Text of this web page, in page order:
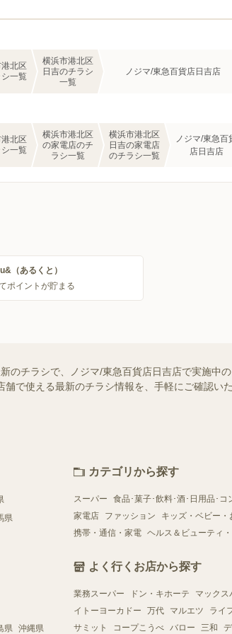
北区
一覧
横浜市港北区
日吉のチラシ
一覧
ノジマ/東急百貨店日吉店
北区
一覧
横浜市港北区
の家電店のチ
ラシ一覧
横浜市港北区
日吉の家電店
のチラシ一覧
ノジマ/東急百
店日吉店
（あるくと）
ポイントが貯まる
のチラシで、ノジマ/東急百貨店日吉店で実施中
で使える最新のチラシ情報を、手軽にご確認い
県
県 沖縄県
カテゴリから探す
スーパー
食品･菓子･飲料･酒･日用品･コ
家電店
ファッション
キッズ・ベビー・
携帯・通信・家電 ヘルス＆ビューティ
よく行くお店から探す
業務スーパー ドン・キホーテ
マックス
イトーヨーカドー
万代 マルエツ
ライ
サミット
コープこうべ バロー 三和